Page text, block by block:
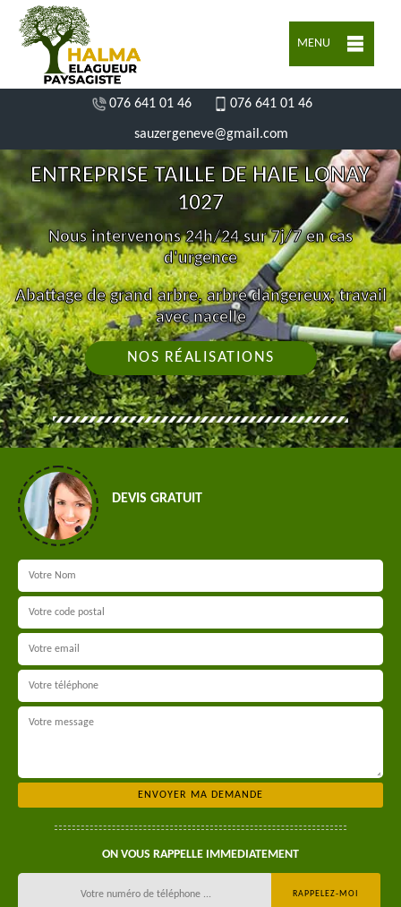
MENU
076 641 01 46 076 641 01 46
sauzergeneve@gmail.com
ENTREPRISE TAILLE DE HAIE LONAY
1027
Nous intervenons 24h/24 sur 7j/7 en cas
d'urgence
Abattage de grand arbre, arbre dangereux, travail
avec nacelle
NOS RÉALISATIONS
DEVIS GRATUIT
ON VOUS RAPPELLE IMMEDIATEMENT